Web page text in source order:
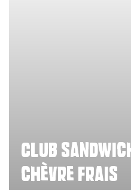
Club
chèvre frais